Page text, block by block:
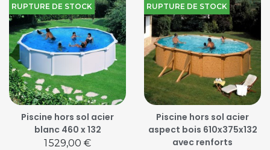
Piscine hors sol acier
blanc 460 x 132
Prix
1 529,00 €
RUPTURE DE STOCK
Piscine hors sol acier
aspect bois 610x375x132
avec renforts
RUPTURE DE STOCK